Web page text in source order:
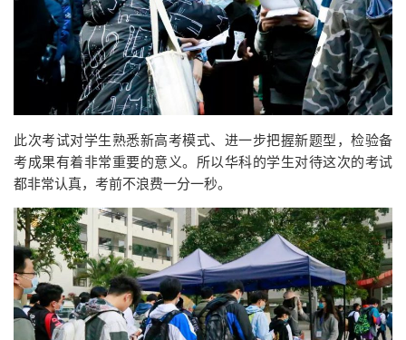
此次考试对学生熟悉新高考模式、进一步把握新题型，检验备
考成果有着非常重要的意义。所以华科的学生对待这次的考试
都非常认真，考前不浪费一分一秒。